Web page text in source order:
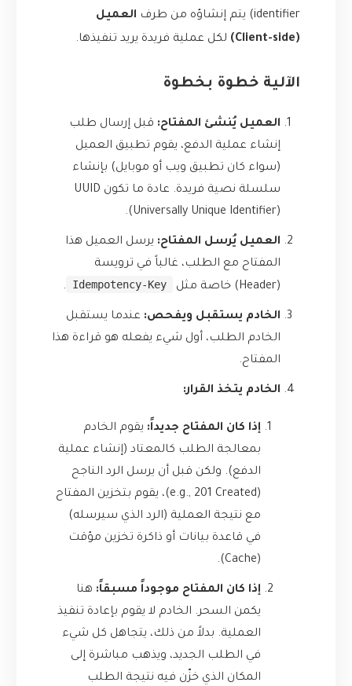
identifier) يتم إنشاؤه من طرف
العميل
(Client-side)
لكل عملية فريدة يريد تنفيذها.
الآلية خطوة بخطوة
العميل يُنشئ المفتاح: قبل إرسال طلب
إنشاء عملية الدفع، يقوم تطبيق العميل
(سواء كان تطبيق ويب أو موبايل) بإنشاء
سلسلة نصية فريدة. عادة ما تكون UUID
(Universally Unique Identifier).
العميل يُرسل المفتاح: يرسل العميل هذا
المفتاح مع الطلب، غالباً في ترويسة
(Header) خاصة مثل
Idempotency-Key
.
الخادم يستقبل ويفحص: عندما يستقبل
الخادم الطلب، أول شيء يفعله هو قراءة هذا
المفتاح.
الخادم يتخذ القرار:
إذا كان المفتاح جديداً: يقوم الخادم
بمعالجة الطلب كالمعتاد (إنشاء عملية
الدفع). ولكن قبل أن يرسل الرد الناجح
(e.g., 201 Created)، يقوم بتخزين المفتاح
مع نتيجة العملية (الرد الذي سيرسله)
في قاعدة بيانات أو ذاكرة تخزين مؤقت
(Cache).
إذا كان المفتاح موجوداً مسبقاً: هنا
يكمن السحر. الخادم لا يقوم بإعادة تنفيذ
العملية. بدلاً من ذلك، يتجاهل كل شيء
في الطلب الجديد، ويذهب مباشرة إلى
المكان الذي خزّن فيه نتيجة الطلب